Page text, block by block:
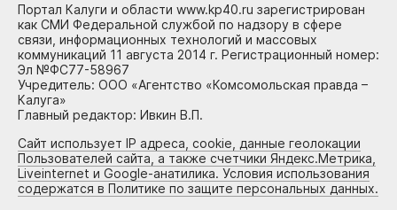
Портал Калуги и области www.kp40.ru зарегистрирован
как СМИ Федеральной службой по надзору в сфере
связи, информационных технологий и массовых
коммуникаций 11 августа 2014 г. Регистрационный номер:
Эл №ФС77-58967
Учредитель: ООО «Агентство «Комсомольская правда –
Калуга»
Главный редактор: Ивкин В.П.
Сайт использует IP адреса, cookie, данные геолокации
Пользователей сайта, а также счетчики Яндекс.Метрика,
Liveinternet и Google-анатилика. Условия использования
содержатся в Политике по защите персональных данных.